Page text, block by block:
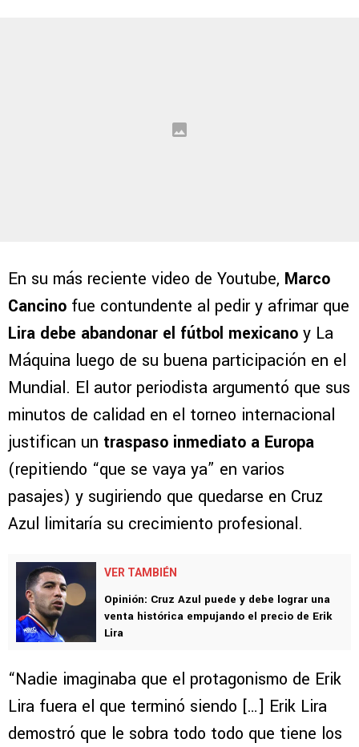
En su más reciente video de Youtube, Marco
Cancino fue contundente al pedir y afrimar que
Lira debe abandonar el fútbol mexicano y La
Máquina luego de su buena participación en el
Mundial. El autor periodista argumentó que sus
minutos de calidad en el torneo internacional
justifican un traspaso inmediato a Europa
(repitiendo “que se vaya ya” en varios
pasajes) y sugiriendo que quedarse en Cruz
Azul limitaría su crecimiento profesional.
VER TAMBIÉN
Opinión: Cruz Azul puede y debe lograr una
venta histórica empujando el precio de Erik
Lira
“Nadie imaginaba que el protagonismo de Erik
Lira fuera el que terminó siendo […] Erik Lira
demostró que le sobra todo todo que tiene los